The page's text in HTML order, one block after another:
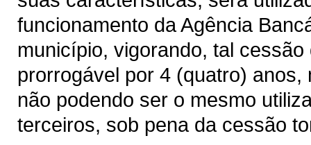
funcionamento da Agência
município, vigorando, tal
prorrogável por 4 (quatro)
não podendo ser o mesmo
terceiros, sob pena da cessão